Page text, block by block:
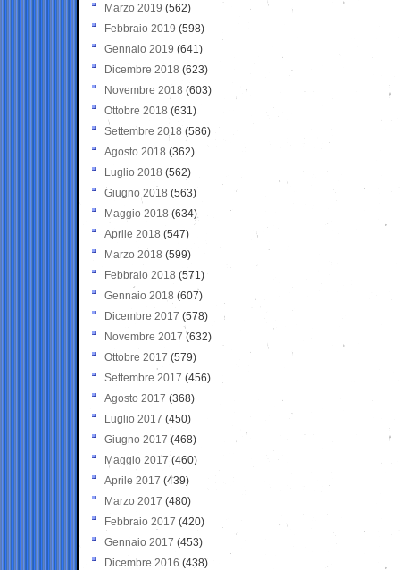
Marzo 2019 (562)
Febbraio 2019 (598)
Gennaio 2019 (641)
Dicembre 2018 (623)
Novembre 2018 (603)
Ottobre 2018 (631)
Settembre 2018 (586)
Agosto 2018 (362)
Luglio 2018 (562)
Giugno 2018 (563)
Maggio 2018 (634)
Aprile 2018 (547)
Marzo 2018 (599)
Febbraio 2018 (571)
Gennaio 2018 (607)
Dicembre 2017 (578)
Novembre 2017 (632)
Ottobre 2017 (579)
Settembre 2017 (456)
Agosto 2017 (368)
Luglio 2017 (450)
Giugno 2017 (468)
Maggio 2017 (460)
Aprile 2017 (439)
Marzo 2017 (480)
Febbraio 2017 (420)
Gennaio 2017 (453)
Dicembre 2016 (438)